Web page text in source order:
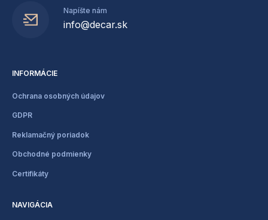
Napíšte nám
info@decar.sk
INFORMÁCIE
Ochrana osobných údajov
GDPR
Reklamačný poriadok
Obchodné podmienky
Certifikáty
NAVIGÁCIA